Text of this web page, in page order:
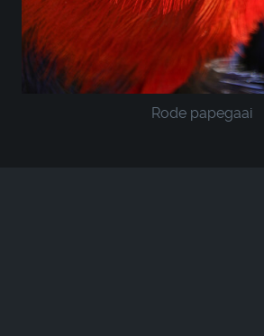
Rode papegaai